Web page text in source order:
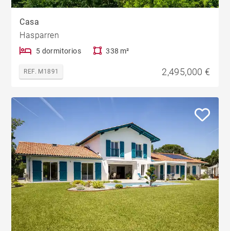
Casa
Hasparren
5 dormitorios 338 m²
REF. M1891 2,495,000 €